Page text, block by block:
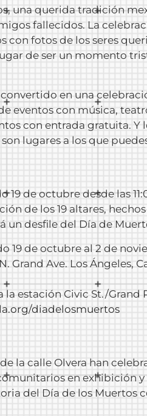
una querida tradición
fallecidos. La
con fotos de los seres
de ser un momento
convertido en una
eventos con música,
con entrada gratuita.
lugares a los que
19 de octubre desde las
de los 19 altares,
un desfile del Día de
19 de octubre al 2 de
Grand Ave. Los Ángeles,
la estación Civic St./
diadelosmuertos
la calle Olvera han
en exhibición
del Día de los Muertos